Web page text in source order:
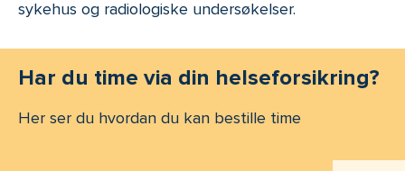
sykehus og radiologiske undersøkelser.
Har du time via din helseforsikring?
Her ser du hvordan du kan bestille time